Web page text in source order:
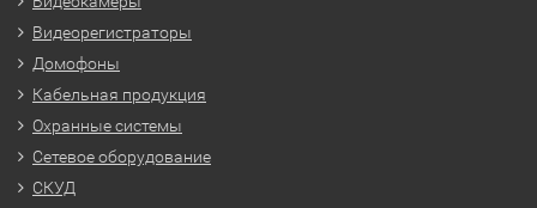
Видеорегистраторы
Домофоны
Кабельная продукция
Охранные системы
Сетевое оборудование
СКУД